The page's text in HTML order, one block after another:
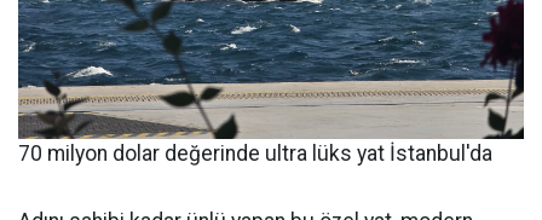
70 milyon dolar değerinde ultra lüks yat İstanbul'da